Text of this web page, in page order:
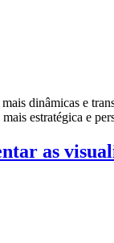
dinâmicas e
estratégica e
as